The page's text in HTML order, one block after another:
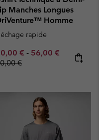
Manches Longues
Homme
rapide
sale price:
€ - Maximum sale
56,00 € Regular
€